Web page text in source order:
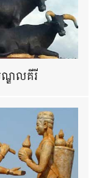
ឌលគីរី